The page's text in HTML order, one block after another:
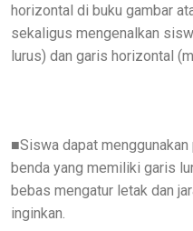
horizontal di buku gambar
sekaligus mengenalkan
lurus) dan garis horizontal
■Siswa dapat
benda yang memiliki garis
bebas mengatur letak dan
inginkan.